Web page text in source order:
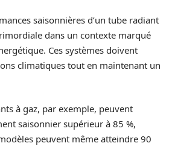
saisonnières d’un tube radiant
dans un contexte marqué
Ces systèmes doivent
climatiques tout en maintenant un
à gaz, par exemple, peuvent
saisonnier supérieur à 85 %,
peuvent même atteindre 90